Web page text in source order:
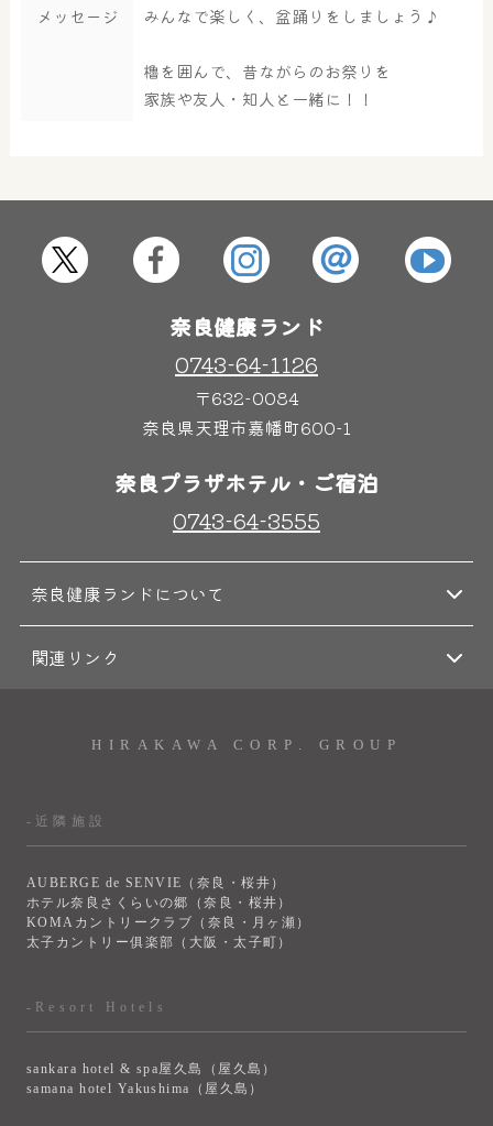
大浴場 サウナ・岩盤浴
その他施設 ご宿泊
メッセージ みんなで楽しく、盆踊りをしましょう♪
櫓を囲んで、昔ながらのお祭りを
家族や友人・知人と一緒に！！
奈良健康ランド
0743-64-1126
〒632-0084
奈良県天理市嘉幡町600-1
奈良プラザホテル・ご宿泊
0743-64-3555
奈良健康ランドについて
関連リンク
HIRAKAWA CORP. GROUP
-近隣施設
AUBERGE de SENVIE（奈良・桜井）
ホテル奈良さくらいの郷（奈良・桜井）
KOMAカントリークラブ（奈良・月ヶ瀬）
太子カントリー俱楽部（大阪・太子町）
-Resort Hotels
sankara hotel & spa屋久島（屋久島）
samana hotel Yakushima（屋久島）